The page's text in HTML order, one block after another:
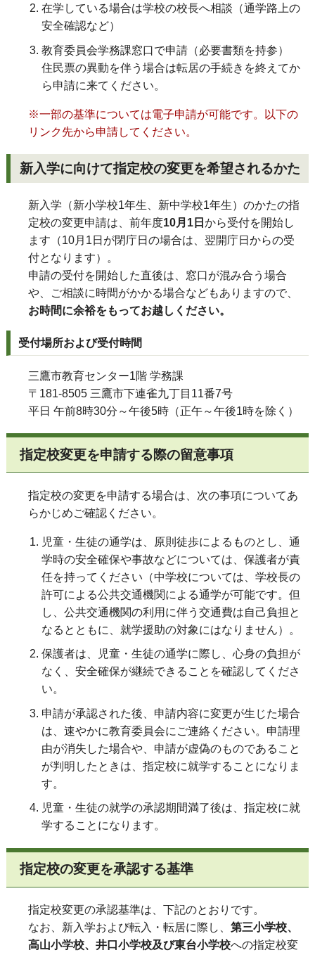
在学している場合は学校の校長へ相談（通学路上の
安全確認など）
教育委員会学務課窓口で申請（必要書類を持参）
住民票の異動を伴う場合は転居の手続きを終えてか
ら申請に来てください。
※一部の基準については電子申請が可能です。
以下の
リンク先から申請してください。
新入学に向けて指定校の変更を希望されるかた
新入学（新小学校1年生、新中学校1年生）のかたの指
定校の変更申請は、前年度10月1日 から受付を開始し
ます（10月1日が閉庁日の場合は、翌開庁日からの受
付となります）。
申請の受付を開始した直後は、窓口が混み合う場合
や、ご相談に時間がかかる場合などもありますので、
お時間に余裕をもってお越しください。
受付場所および受付時間
三鷹市教育センター1階 学務課
〒181-8505 三鷹市下連雀九丁目11番7号
平日 午前8時30分～午後5時（正午～午後1時を除く）
指定校変更を申請する際の留意事項
指定校の変更を申請する場合は、次の事項についてあ
らかじめご確認ください。
児童・生徒の通学は、原則徒歩によるものとし、通
学時の安全確保や事故などについては、保護者が責
任を持ってください（中学校については、学校長の
許可による公共交通機関による通学が可能です。但
し、公共交通機関の利用に伴う交通費は自己負担と
なるとともに、就学援助の対象にはなりません）。
保護者は、児童・生徒の通学に際し、心身の負担が
なく、安全確保が継続できることを確認してくださ
い。
申請が承認された後、申請内容に変更が生じた場合
は、速やかに教育委員会にご連絡ください。申請理
由が消失した場合や、申請が虚偽のものであること
が判明したときは、指定校に就学することになりま
す。
児童・生徒の就学の承認期間満了後は、指定校に就
学することになります。
指定校の変更を承認する基準
指定校変更の承認基準は、下記のとおりです。
なお、新入学および転入・転居に際し、 第三小学校、
高山小学校、井口小学校及び東台小学校への指定校変